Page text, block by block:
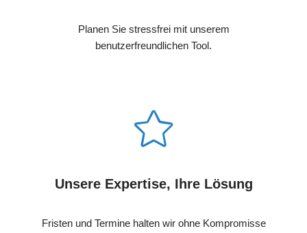
Planen Sie stressfrei mit unserem
benutzerfreundlichen Tool.
Unsere Expertise, Ihre Lösung
Fristen und Termine halten wir ohne Kompromisse